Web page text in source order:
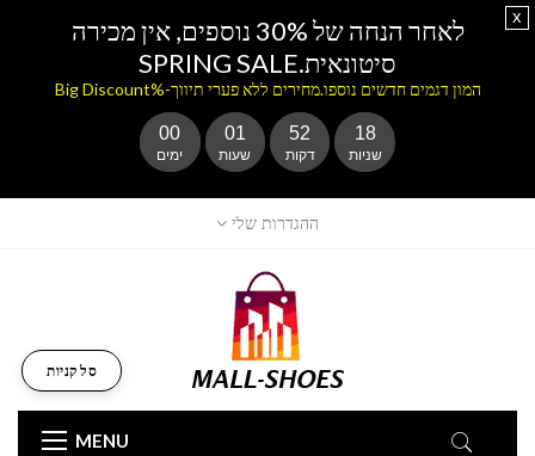
ההגדרות שלי
MENU
סל קניות
לאחר הנחה של 30% נוספים, אין מכירה
סיטונאית.SPRING SALE
המון דגמים חדשים נוספו.מחירים ללא פערי תיווך-%Big Discount
00
ימים
01
שעות
52
דקות
17
שניות
x